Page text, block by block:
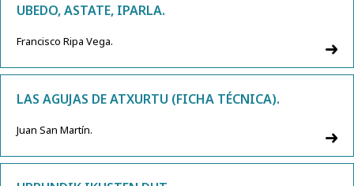
UBEDO, ASTATE, IPARLA.
Francisco Ripa Vega.
LAS AGUJAS DE ATXURTU (FICHA TÉCNICA).
Juan San Martín.